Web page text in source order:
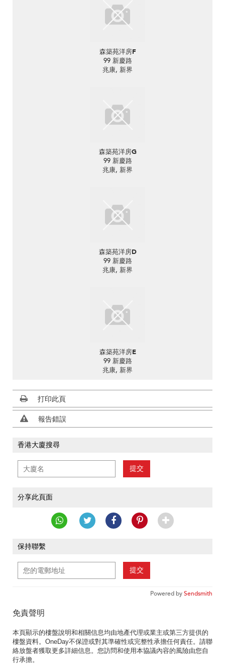
森築苑洋房F
99 新慶路
兆康, 新界
森築苑洋房G
99 新慶路
兆康, 新界
森築苑洋房D
99 新慶路
兆康, 新界
森築苑洋房E
99 新慶路
兆康, 新界
打印此頁
報告錯誤
香港大廈搜尋
提交
分享此頁面
保持聯繫
提交
Powered bySendsmith
免責聲明
本頁顯示的樓盤說明和相關信息均由地產代理或業主或第三方提供的
樓盤資料。OneDay不保證或對其準確性或完整性承擔任何責任。請聯
絡放盤者獲取更多詳細信息。您訪問和使用本協議內容的風險由您自
行承擔。